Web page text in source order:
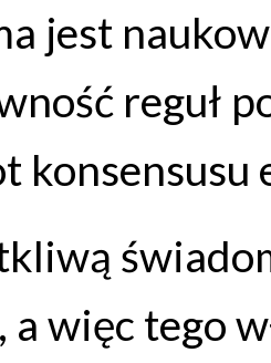
jest
reguł
konsensusu
a więc tego